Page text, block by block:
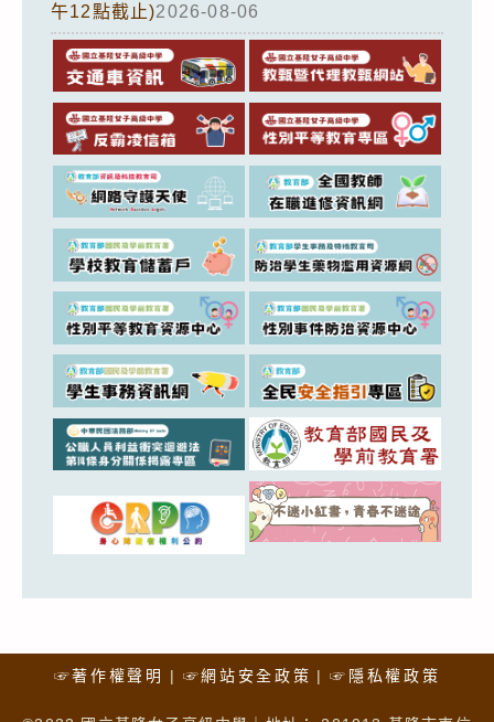
午12點截止)2026-08-06
☞著作權聲明 ☞網站安全政策 ☞隱私權政策